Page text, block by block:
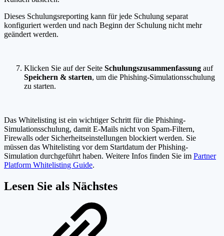
Dieses Schulungsreporting kann für jede Schulung separat
konfiguriert werden und nach Beginn der Schulung nicht mehr
geändert werden.
Klicken Sie auf der Seite Schulungszusammenfassung auf
Speichern & starten, um die Phishing-Simulationsschulung
zu starten.
Das Whitelisting ist ein wichtiger Schritt für die Phishing-
Simulationsschulung, damit E-Mails nicht von Spam-Filtern,
Firewalls oder Sicherheitseinstellungen blockiert werden. Sie
müssen das Whitelisting vor dem Startdatum der Phishing-
Simulation durchgeführt haben. Weitere Infos finden Sie im Partner
Platform Whitelisting Guide.
Lesen Sie als Nächstes